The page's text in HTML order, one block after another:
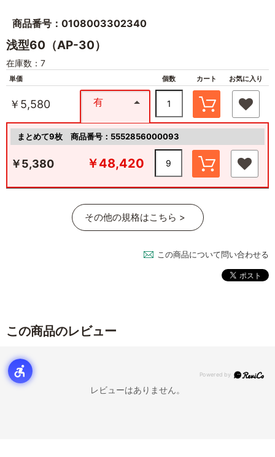
商品番号：0108003302340
浅型60（AP-30）
在庫数：7
単価 個数 カート お気に入り
￥5,580 有
まとめて9枚 商品番号：5552856000093
￥5,380 ￥48,420
その他の規格はこちら >
この商品について問い合わせる
この商品のレビュー
レビューはありません。